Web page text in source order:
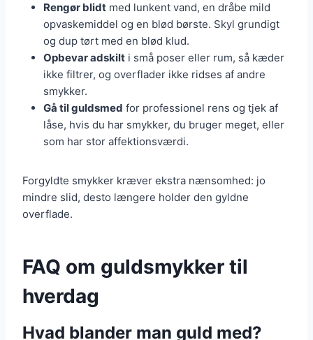
Rengør blidt med lunkent vand, en dråbe mild
opvaskemiddel og en blød børste. Skyl grundigt
og dup tørt med en blød klud.
Opbevar adskilt i små poser eller rum, så kæder
ikke filtrer, og overflader ikke ridses af andre
smykker.
Gå til guldsmed for professionel rens og tjek af
låse, hvis du har smykker, du bruger meget, eller
som har stor affektionsværdi.
Forgyldte smykker kræver ekstra nænsomhed: jo
mindre slid, desto længere holder den gyldne
overflade.
FAQ om guldsmykker til
hverdag
Hvad blander man guld med?